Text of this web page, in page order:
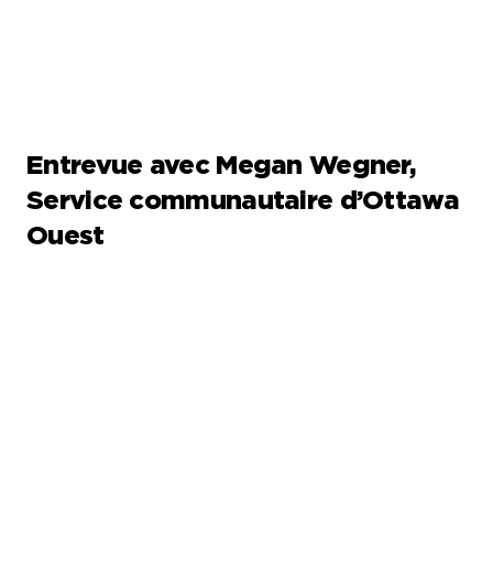
Entrevue avec Megan Wegner,
Service communautaire d’Ottawa
Ouest